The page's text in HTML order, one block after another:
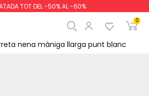
TOT DEL -50% AL -60%
0
nena màniga llarga punt blanc